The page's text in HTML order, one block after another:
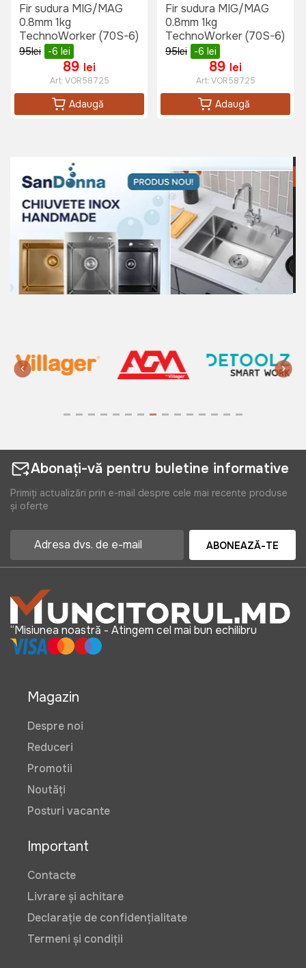
Fir sudura MIG/MAG
0.8mm 1kg
TechnoWorker (70S-6)
95lei -6 lei
89 lei
Art:VOR58725
Adaugă
Fir sudura MIG/MAG
0.8mm 1kg
TechnoWorker (70S-6)
95lei -6 lei
89 lei
Art:VOR58725
Adaugă
Abonați-vă pentru buletine informative
Primiți actualizări prin e-mail despre cele mai recente produse
și oferte
ABONEAZĂ-TE
“Misiunea noastră - Atingem cel mai bun echilibru
Magazin
Despre noi
Reduceri
Promotii
Noutăți
Posturi vacante
Important
Contacte
Livrare și achitare
Declarație de confidențialitate
Termeni și condiții